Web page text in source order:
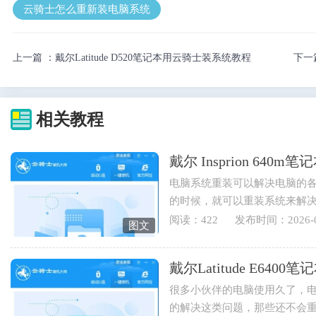
云骑士怎么重新装电脑系统
上一篇 ： 戴尔Latitude D520笔记本用云骑士装系统教程 下一
相关教程
图文
戴尔 Insprion 640m笔
电脑系统重装可以解决电脑的
的时候，就可以重装系统来解
也可以重装电脑系统来实现...
阅读：422 发布时间：2026-
戴尔Latitude E6400笔
很多小伙伴的电脑使用久了，
的解决这类问题，那些还不会